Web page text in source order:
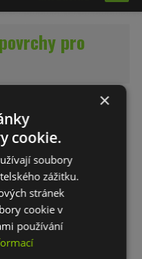
pro
aplikaci
RAPTOR-
RAPTOR-
RAPTOR-u?
×
cookie.
soubory
zážitku.
stránek
cookie v
používání